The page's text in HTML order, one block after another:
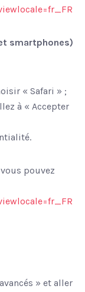
smartphones)
« Safari » ;
à « Accepter
pouvez
» et aller